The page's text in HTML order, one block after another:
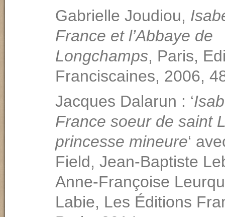
Gabrielle Joudiou,
France et l’Abbaye de
Longchamps, Paris,
Franciscaines, 2006,
Jacques Dalarun : ‘
France soeur de saint
princesse mineure‘
Field, Jean-Baptiste
Anne-Françoise
Labie, Les Éditions